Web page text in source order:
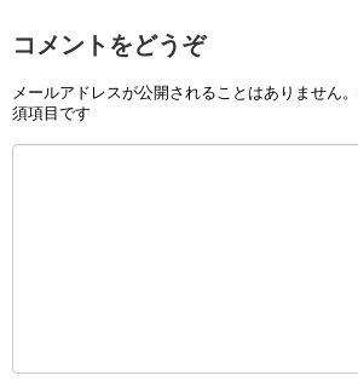
コメントをどうぞ
メールアドレスが公開されることはありません。
須項目です